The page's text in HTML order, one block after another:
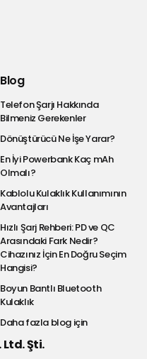
Blog
Telefon Şarjı Hakkında
Bilmeniz Gerekenler
Dönüştürücü Ne İşe Yarar?
En İyi Powerbank Kaç mAh
Olmalı?
Kablolu Kulaklık Kullanımının
Avantajları
Hızlı Şarj Rehberi: PD ve QC
Arasındaki Fark Nedir?
Cihazınız İçin En Doğru Seçim
Hangisi?
Boyun Bantlı Bluetooth
Kulaklık
Daha fazla blog için
Ltd. Şti.